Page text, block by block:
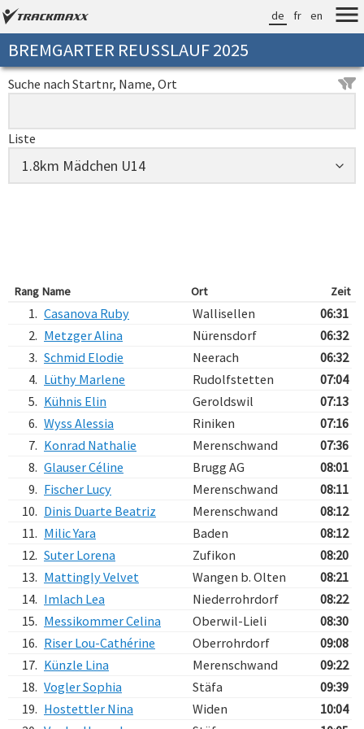
de fr en
BREMGARTER REUSSLAUF 2025
Suche nach Startnr, Name, Ort
Liste
Rang Name Ort Zeit
1. Casanova Ruby Wallisellen
06:31
2. Metzger Alina Nürensdorf
06:32
3. Schmid Elodie Neerach
06:32
4. Lüthy Marlene Rudolfstetten
07:04
5. Kühnis Elin Geroldswil
07:13
6. Wyss Alessia Riniken
07:16
7. Konrad Nathalie Merenschwand
07:36
8. Glauser Céline Brugg AG
08:01
9. Fischer Lucy Merenschwand
08:11
10. Dinis Duarte Beatriz Merenschwand
08:12
11. Milic Yara Baden
08:12
12. Suter Lorena Zufikon
08:20
13. Mattingly Velvet Wangen b. Olten
08:21
14. Imlach Lea Niederrohrdorf
08:22
15. Messikommer Celina Oberwil-Lieli
08:30
16. Riser Lou-Cathérine Oberrohrdorf
09:08
17. Künzle Lina Merenschwand
09:22
18. Vogler Sophia Stäfa
09:39
19. Hostettler Nina Widen
10:04